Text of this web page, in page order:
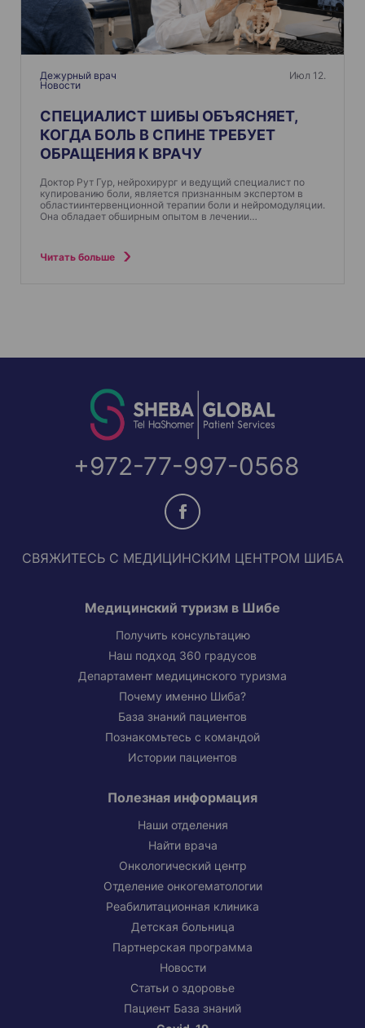
Дежурный врач
Новости
Июл 12.
СПЕЦИАЛИСТ ШИБЫ ОБЪЯСНЯЕТ,
КОГДА БОЛЬ В СПИНЕ ТРЕБУЕТ
ОБРАЩЕНИЯ К ВРАЧУ
Доктор Рут Гур, нейрохирург и ведущий специалист по
купированию боли, является признанным экспертом в
областиинтервенционной терапии боли и нейромодуляции.
Она обладает обширным опытом в лечении…
Читать больше
+972-77-997-0568
СВЯЖИТЕСЬ С МЕДИЦИНСКИМ ЦЕНТРОМ ШИБА
Медицинский туризм в Шибе
Получить консультацию
Наш подход 360 градусов
Департамент медицинского туризма
Почему именно Шиба?
База знаний пациентов
Познакомьтесь с командой
Истории пациентов
Полезная информация
Наши отделения
Найти врача
Онкологический центр
Отделение онкогематологии
Реабилитационная клиника
Детская больница
Партнерская программа
Новости
Статьи о здоровье
Пациент База знаний